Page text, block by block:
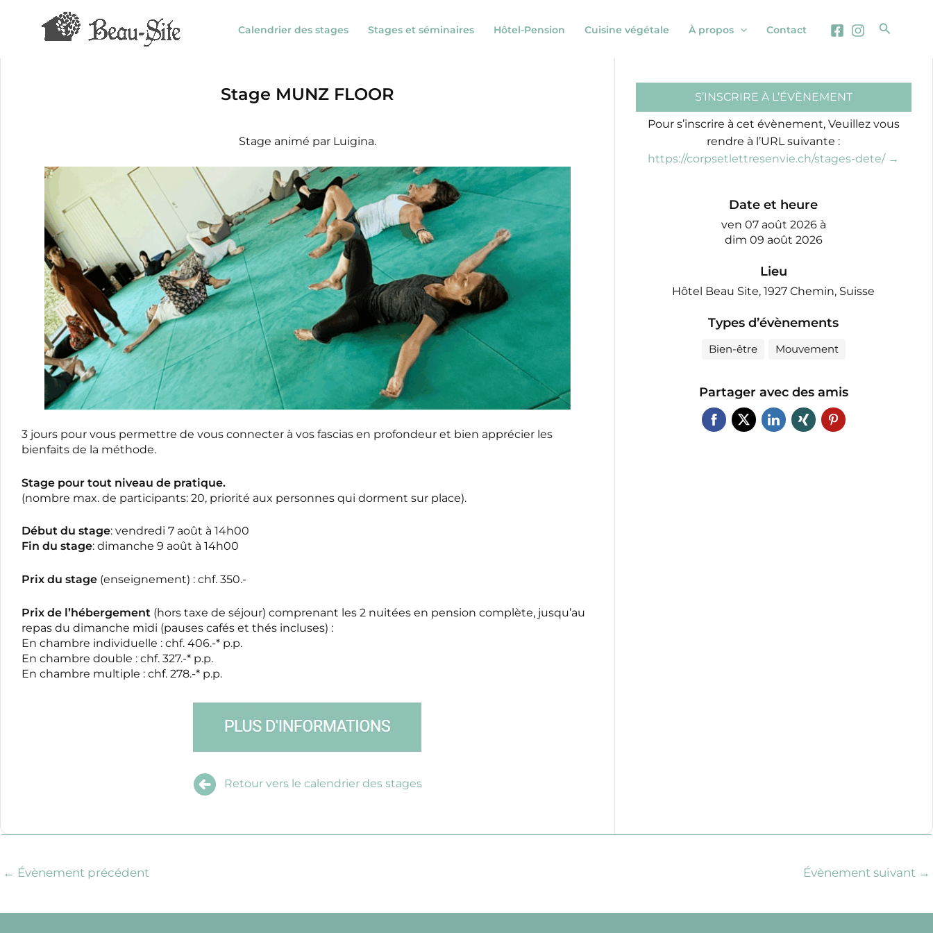
Calendrier des stages Stages et séminaires Hôtel-Pension Cuisine végétale À propos Contact
Stage MUNZ FLOOR
Stage animé par Luigina.
3 jours pour vous permettre de vous connecter à vos fascias en profondeur et bien apprécier les
bienfaits de la méthode.
Stage pour tout niveau de pratique.
(nombre max. de participants: 20, priorité aux personnes qui dorment sur place).
Début du stage: vendredi 7 août à 14h00
Fin du stage: dimanche 9 août à 14h00
Prix du stage (enseignement) : chf. 350.-
Prix de l’hébergement (hors taxe de séjour) comprenant les 2 nuitées en pension complète, jusqu’au
repas du dimanche midi (pauses cafés et thés incluses) :
En chambre individuelle : chf. 406.-* p.p.
En chambre double : chf. 327.-* p.p.
En chambre multiple : chf. 278.-* p.p.
Retour vers le calendrier des stages
S’INSCRIRE À L’ÉVÈNEMENT
Pour s’inscrire à cet évènement, Veuillez vous
rendre à l’URL suivante :
https://corpsetlettresenvie.ch/stages-dete/ →
Date et heure
ven 07 août 2026 à
dim 09 août 2026
Lieu
Hôtel Beau Site, 1927 Chemin, Suisse
Types d’évènements
Bien-être Mouvement
Partager avec des amis
← Évènement précédent Évènement suivant →